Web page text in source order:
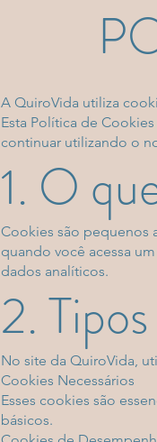
A QuiroVida utiliza
Esta Política de
continuar utilizando o
1. O
Cookies são pequenos
quando você acessa
dados analíticos.
2.
No site da QuiroVida,
Cookies Necessários
Esses cookies são
básicos.